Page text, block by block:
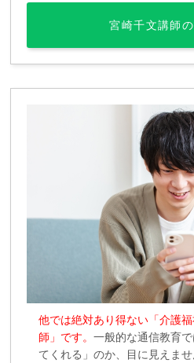
宮崎千文講師
他では絶対あり得ない「介護
師」です。一般的な通信教育
てくれる」のか、目に見えま